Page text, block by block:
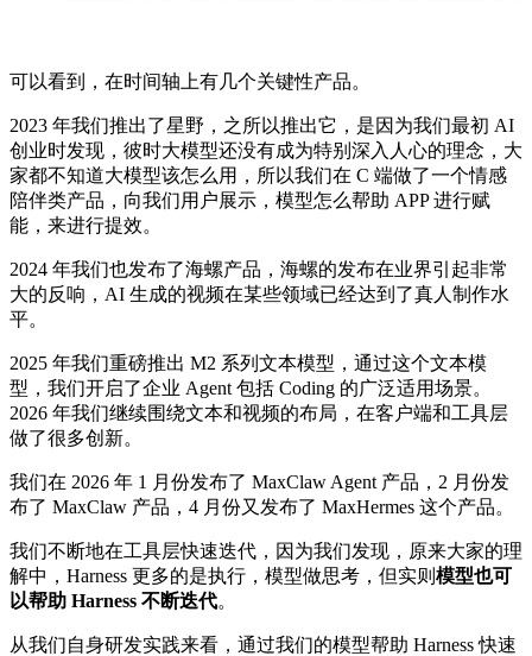
可以看到，在时间轴上有几个关键性产品。
2023 年我们推出了星野，之所以推出它，是因为我们最初 AI
创业时发现，彼时大模型还没有成为特别深入人心的理念，大
家都不知道大模型该怎么用，所以我们在 C 端做了一个情感
陪伴类产品，向我们用户展示，模型怎么帮助 APP 进行赋
能，来进行提效。
2024 年我们也发布了海螺产品，海螺的发布在业界引起非常
大的反响，AI 生成的视频在某些领域已经达到了真人制作水
平。
2025 年我们重磅推出 M2 系列文本模型，通过这个文本模
型，我们开启了企业 Agent 包括 Coding 的广泛适用场景。
2026 年我们继续围绕文本和视频的布局，在客户端和工具层
做了很多创新。
我们在 2026 年 1 月份发布了 MaxClaw Agent 产品，2 月份发
布了 MaxClaw 产品，4 月份又发布了 MaxHermes 这个产品。
我们不断地在工具层快速迭代，因为我们发现，原来大家的理
解中，Harness 更多的是执行，模型做思考，但实则 模型也可
以帮助 Harness 不断迭代。
从我们自身研发实践来看，通过我们的模型帮助 Harness 快速